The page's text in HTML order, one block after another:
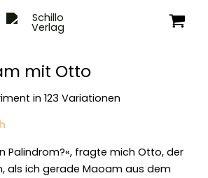
mit Otto
in 123 Variationen
Palindrom?«, fragte mich Otto, der
als ich gerade Maoam aus dem